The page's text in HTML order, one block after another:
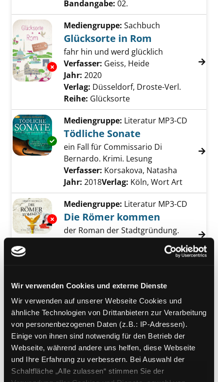
Wir verwenden Cookies und externe Dienste
Wir verwenden auf unserer Webseite Cookies und
ähnliche Technologien von Drittanbietern zur Verarbeitung
von personenbezogenen Daten (z.B.: IP-Adressen).
Einige von ihnen sind notwendig für den Betrieb der
Webseite, während andere uns helfen, diese Webseite
und Ihre Erfahrung zu verbessern. Bei Auswahl der
Schaltfläche „Alle zulassen“ stimmen Sie der
Bandangabe: 02.
Exemplar-Details von Glücksorte in Rom
Mediengruppe: Sachbuch
Glücksorte in Rom
fahr hin und werd glücklich
Verfasser: Geiss, Heide Suche nach
Jahr: 2020
Verlag: Düsseldorf, Droste-Verl.
Reihe: Glücksorte
Exemplar-Details von Tödliche Sonate
Mediengruppe: Literatur MP3-CD
Tödliche Sonate
ein Fall für Commissario Di
Bernardo. Krimi. Lesung
Verfasser: Korsakova, Natasha
Jahr: 2018Verlag: Köln, Wort Art
Exemplar-Details von Die Römer kommen
Mediengruppe: Literatur MP3-CD
Die Römer kommen
der Roman der Stadtgründung.
Suche nach
Exemplar-Details von Rom anzeigen
Mediengruppe:Sachbuch
Rom
[Besuch in der Ewigen Stadt ; mit 10
ADAC Top Tipps und 25 ADAC
Empfehlungen ; mit ADAC
Quickfinder]
Verfasser:Nöldeke, RenateSuche nach
Jahr:2018